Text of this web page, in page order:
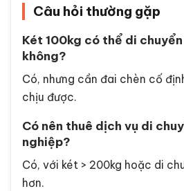
Câu hỏi thường gặp
Két 100kg có thể di
không?
Có, nhưng cần đai chèn cố
chịu được.
Có nên thuê dịch vụ di
nghiệp?
Có, với két > 200kg hoặc di
hơn.